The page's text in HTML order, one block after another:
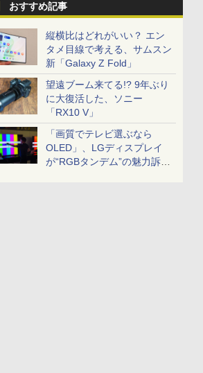
おすすめ記事
縦横比はどれがいい？ エン
タメ目線で考える、サムスン
新「Galaxy Z Fold」
望遠ブーム来てる!? 9年ぶり
に大復活した、ソニー
「RX10 V」
「画質でテレビ選ぶなら
OLED」、LGディスプレイ
が“RGBタンデム”の魅力訴